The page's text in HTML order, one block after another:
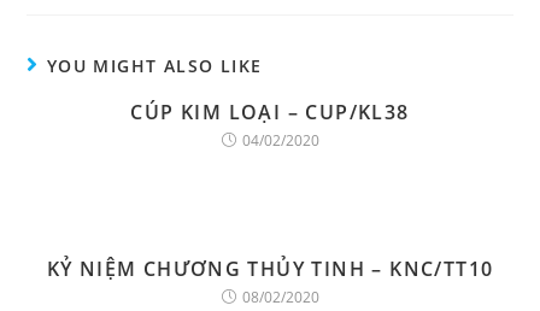
YOU MIGHT ALSO LIKE
CÚP KIM LOẠI – CUP/KL38
04/02/2020
KỶ NIỆM CHƯƠNG THỦY TINH – KNC/TT10
08/02/2020